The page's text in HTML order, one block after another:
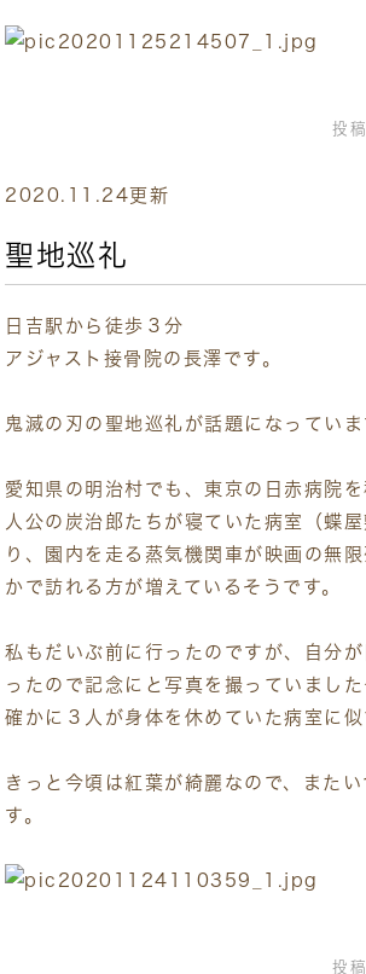
投
2020.11.24更新
聖地巡礼
日吉駅から徒歩３分
アジャスト接骨院の長澤です。
鬼滅の刃の聖地巡礼が話題になっていま
愛知県の明治村でも、東京の日赤病院
人公の炭治郎たちが寝ていた病室（蝶
り、園内を走る蒸気機関車が映画の無
かで訪れる方が増えているそうです。
私もだいぶ前に行ったのですが、自分
ったので記念にと写真を撮っていました
確かに３人が身体を休めていた病室に
きっと今頃は紅葉が綺麗なので、また
す。
投